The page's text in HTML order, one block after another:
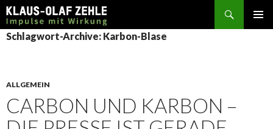
Suchen
SPRINGE
ZUM
Schlagwort-Archive: Karbon-Blase
ALLGEMEIN
CARBON UND KARBON –